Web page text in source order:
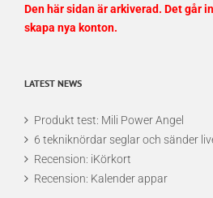
Den här sidan är arkiverad. Det går
skapa nya konton.
LATEST NEWS
Produkt test: Mili Power Angel
6 tekniknördar seglar och sänder
Recension: iKörkort
Recension: Kalender appar